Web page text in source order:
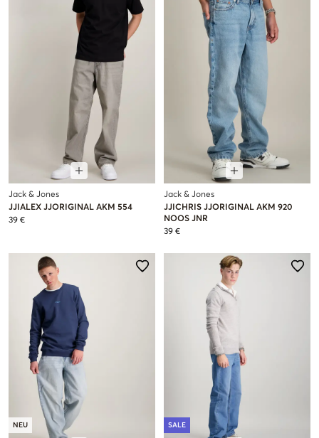
Jack & Jones
JJIALEX JJORIGINAL AKM 554
39 €
Jack & Jones
JJICHRIS JJORIGINAL AKM 920
NOOS JNR
39 €
NEU SALE